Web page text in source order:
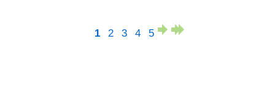
1 2 3 4 5